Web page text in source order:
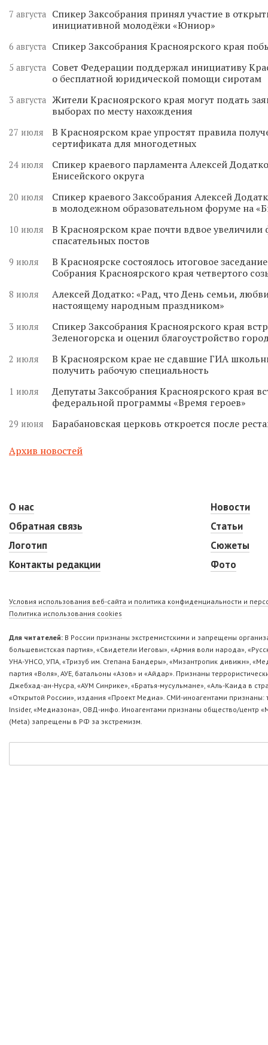
7 августа
Спикер Заксобрания принял участие в
инициативной молодёжи «Юниор»
6 августа Спикер Заксобрания Красноярского края
5 августа
Совет Федерации поддержал инициативу
о бесплатной юридической помощи сиротам
3 августа Жители Красноярского края могут подать
выборах по месту нахождения
27 июля
В Красноярском крае упростят правила
сертификата для многодетных
24 июля
Спикер краевого парламента Алексей
Енисейского округа
20 июля
Спикер краевого Заксобрания Алексей
в молодежном образовательном форуме на
10 июля
В Красноярском крае почти вдвое
спасательных постов
9 июля
В Красноярске состоялось итоговое
Собрания Красноярского края четвертого
8 июля
Алексей Додатко: «Рад, что День семьи,
настоящему народным праздником»
3 июля
Спикер Заксобрания Красноярского края
Зеленогорска и оценил благоустройство
2 июля
В Красноярском крае не сдавшие ГИА
получить рабочую специальность
1 июля
Депутаты Заксобрания Красноярского края
федеральной программы «Время героев»
29 июня Барабановская церковь откроется после
Архив новостей
О нас
Обратная связь
Логотип
Контакты редакции
Новости
Статьи
Сюжеты
Фото
Условия использования веб-сайта и политика конфиденциальности и
Политика использования cookies
Для читателей: В России признаны экстремистскими и запрещены
большевистская партия», «Свидетели Иеговы», «Армия воли народа»,
УНА-УНСО, УПА, «Тризуб им. Степана Бандеры», «Мизантропик дивижн»,
партия «Воля», АУЕ, батальоны «Азов» и «Айдар». Признаны
Джебхад-ан-Нусра, «АУМ Синрике», «Братья-мусульмане», «Аль-Каида в
«Открытой России», издания «Проект Медиа». СМИ-иноагентами
Insider, «Медиазона», ОВД-инфо. Иноагентами признаны общество/центр
(Metа) запрещены в РФ за экстремизм.